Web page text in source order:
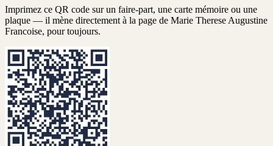
Imprimez ce QR code sur un faire-part, une carte mémoire ou une
plaque — il mène directement à la page de Marie Therese Augustine
Francoise, pour toujours.